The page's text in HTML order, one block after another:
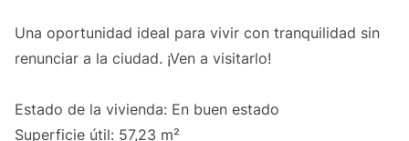
Una oportunidad ideal para vivir con tranquilidad sin
renunciar a la ciudad. ¡Ven a visitarlo!
Estado de la vivienda: En buen estado
Superficie útil: 57,23 m²